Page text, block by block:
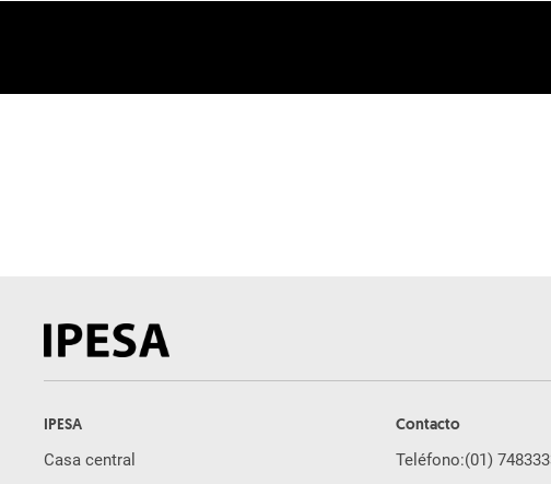
IPESA
Casa central
Contacto
Teléfono:(01)